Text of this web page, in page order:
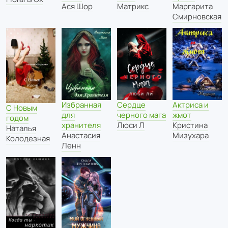
Ася Шор
Матрикс
Маргарита
Смирновская
С Новым
годом
Наталья
Колодезная
Избранная
для
хранителя
Анастасия
Ленн
Сердце
черного мага
Люси Л
Актриса и
жмот
Кристина
Мизухара